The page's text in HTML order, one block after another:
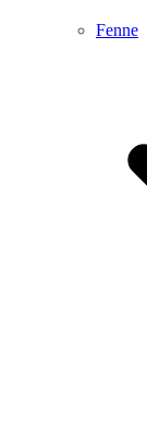
Fenne